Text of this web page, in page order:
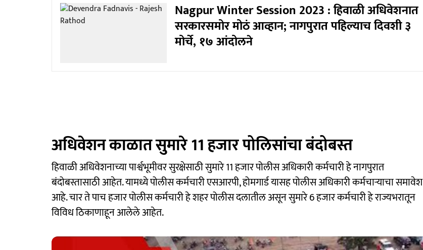
Nagpur Winter Session 2023 : हिवाळी अधिवेशनात
सरकारसमोर मोठं आव्हान; नागपुरात पहिल्याच दिवशी ३
मोर्चे, १७ आंदोलने
अधिवेशन काळात सुमारे 11 हजार पोलिसांचा बंदोबस्त
हिवाळी अधिवेशनाच्या पार्श्वभूमीवर सुरक्षेसाठी सुमारे 11 हजार पोलीस अधिकारी कर्मचारी हे नागपुरात
बंदोबस्तासाठी आहेत. यामध्ये पोलीस कर्मचारी एसआरपी, होमगार्ड यासह पोलीस अधिकारी कर्मचाऱ्याचा समावेश
आहे. चार ते पाच हजार पोलीस कर्मचारी हे शहर पोलीस दलातील असून सुमारे 6 हजार कर्मचारी हे राज्यभरातून
विविध ठिकाणाहून आलेले आहेत.